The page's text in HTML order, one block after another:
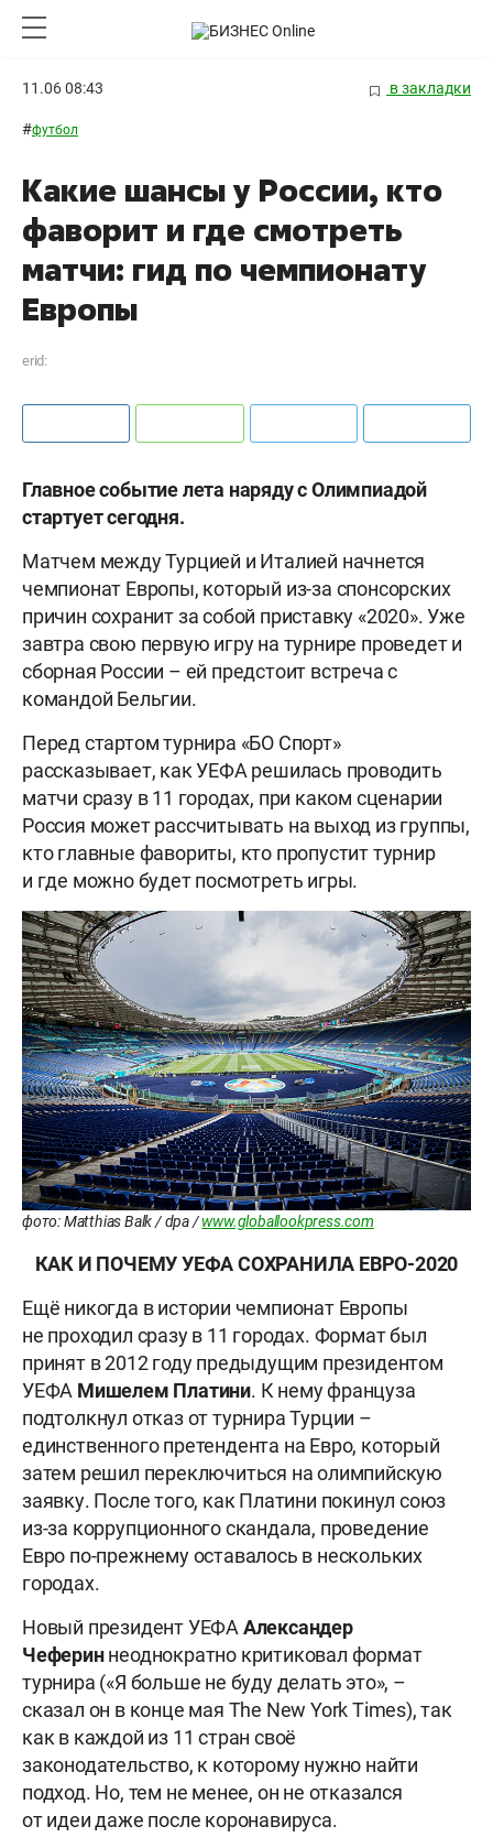
11.06 08:43 в закладки
#футбол
Какие шансы у России, кто
фаворит и где смотреть
матчи: гид по чемпионату
Европы
erid:
Главное событие лета наряду с Олимпиадой
стартует сегодня.
Матчем между Турцией и Италией начнется
чемпионат Европы, который из-за спонсорских
причин сохранит за собой приставку «2020». Уже
завтра свою первую игру на турнире проведет и
сборная России – ей предстоит встреча с
командой Бельгии.
Перед стартом турнира «БО Спорт»
рассказывает, как УЕФА решилась проводить
матчи сразу в 11 городах, при каком сценарии
Россия может рассчитывать на выход из группы,
кто главные фавориты, кто пропустит турнир
и где можно будет посмотреть игры.
фото: Matthias Balk / dpa /www.globallookpress.com
КАК И ПОЧЕМУ УЕФА СОХРАНИЛА ЕВРО-2020
Ещё никогда в истории чемпионат Европы
не проходил сразу в 11 городах. Формат был
принят в 2012 году предыдущим президентом
УЕФА Мишелем Платини. К нему француза
подтолкнул отказ от турнира Турции –
единственного претендента на Евро, который
затем решил переключиться на олимпийскую
заявку. После того, как Платини покинул союз
из-за коррупционного скандала, проведение
Евро по-прежнему оставалось в нескольких
городах.
Новый президент УЕФААлександер
Чефериннеоднократно критиковал формат
турнира («Я больше не буду делать это», –
сказал он в конце мая The New York Times), так
как в каждой из 11 стран своё
законодательство, к которому нужно найти
подход. Но, тем не менее, он не отказался
от идеи даже после коронавируса.